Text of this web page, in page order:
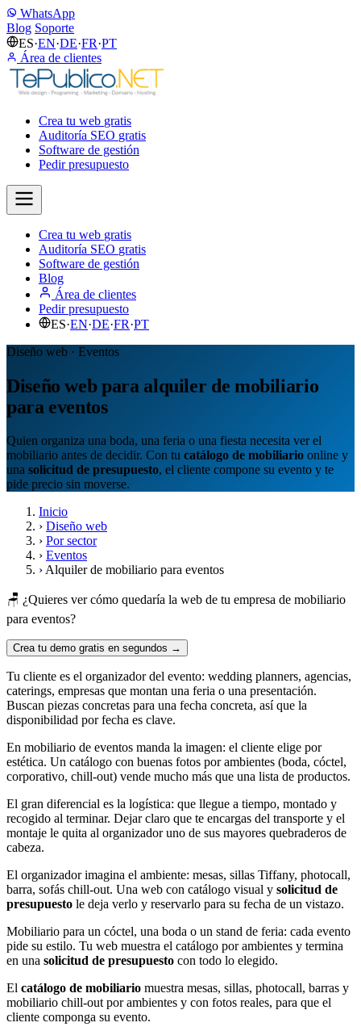
WhatsApp
Blog Soporte
ES·EN·DE·FR·PT
Área de clientes
Crea tu web gratis
Auditoría SEO gratis
Software de gestión
Pedir presupuesto
Crea tu web gratis
Auditoría SEO gratis
Software de gestión
Blog
Área de clientes
Pedir presupuesto
ES·EN·DE·FR·PT
Diseño web · Eventos
Diseño web para alquiler de mobiliario
para eventos
Quien organiza una boda, una feria o una fiesta necesita ver el
mobiliario antes de decidir. Con tu catálogo de mobiliario online y
una solicitud de presupuesto, el cliente compone su evento y te
pide precio sin moverse.
Inicio
› Diseño web
› Por sector
› Eventos
› Alquiler de mobiliario para eventos
🪑 ¿Quieres ver cómo quedaría la web de tu empresa de mobiliario
para eventos?
Crea tu demo gratis en segundos →
Tu cliente es el organizador del evento: wedding planners, agencias,
caterings, empresas que montan una feria o una presentación.
Buscan piezas concretas para una fecha concreta, así que la
disponibilidad por fecha es clave.
En mobiliario de eventos manda la imagen: el cliente elige por
estética. Un catálogo con buenas fotos por ambientes (boda, cóctel,
corporativo, chill-out) vende mucho más que una lista de productos.
El gran diferencial es la logística: que llegue a tiempo, montado y
recogido al terminar. Dejar claro que te encargas del transporte y el
montaje le quita al organizador uno de sus mayores quebraderos de
cabeza.
El organizador imagina el ambiente: mesas, sillas Tiffany, photocall,
barra, sofás chill-out. Una web con catálogo visual y solicitud de
presupuesto le deja verlo y reservarlo para su fecha de un vistazo.
Mobiliario para un cóctel, una boda o un stand de feria: cada evento
pide su estilo. Tu web muestra el catálogo por ambientes y termina
en una solicitud de presupuesto con todo lo elegido.
El catálogo de mobiliario muestra mesas, sillas, photocall, barras y
mobiliario chill-out por ambientes y con fotos reales, para que el
cliente componga su evento.